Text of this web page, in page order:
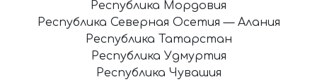
Республика Мордовия
Республика Северная Осетия — Алания
Республика Татарстан
Республика Удмуртия
Республика Чувашия